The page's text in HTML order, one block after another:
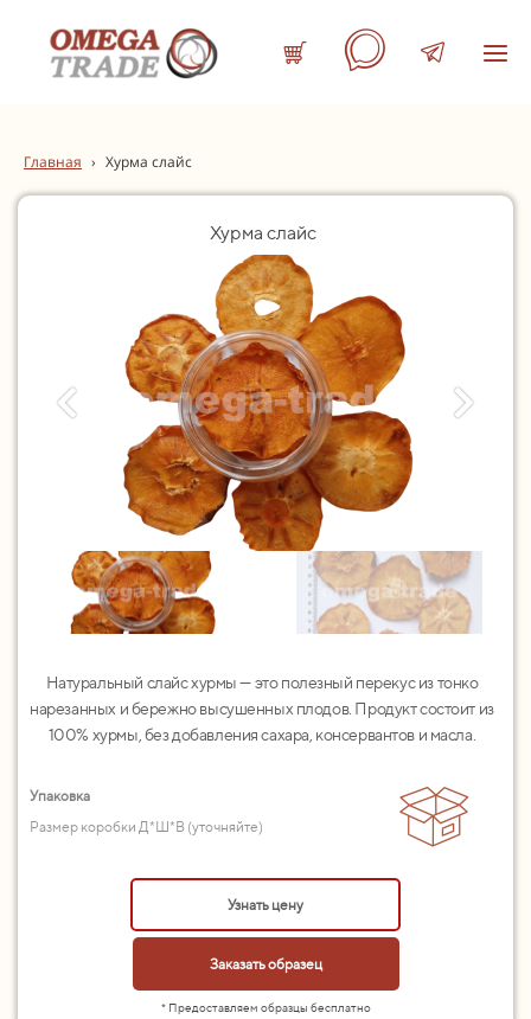
Главная › Хурма слайс
Хурма слайс
Натуральный слайс хурмы — это полезный перекус из тонко
нарезанных и бережно высушенных плодов. Продукт состоит из
100% хурмы, без добавления сахара, консервантов и масла.
Упаковка
Размер коробки Д*Ш*В (уточняйте)
Узнать цену
Заказать образец
* Предоставляем образцы бесплатно